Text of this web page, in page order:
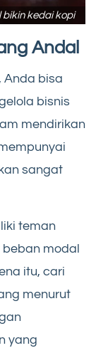
bikin kedai kopi
Andal
Anda bisa
bisnis
mendirikan
sangat
teman
modal
itu, cari
menurut
yang